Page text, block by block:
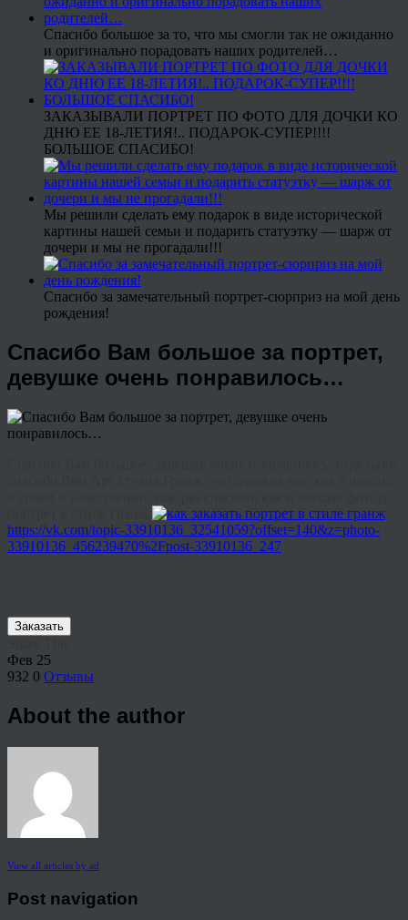
Спасибо большое за то, что мы смогли так не ожиданно
и оригинально порадовать наших родителей…
ЗАКАЗЫВАЛИ ПОРТРЕТ ПО ФОТО ДЛЯ ДОЧКИ КО
ДНЮ ЕЕ 18-ЛЕТИЯ!.. ПОДАРОК-СУПЕР!!!!
БОЛЬШОЕ СПАСИБО!
Мы решили сделать ему подарок в виде исторической
картины нашей семьи и подарить статуэтку — шарж от
дочери и мы не прогадали!!!
Спасибо за замечательный портрет-сюрприз на мой день
рождения!
Спасибо Вам большое за портрет,
девушке очень понравилось…
https://vk.com/topic-33910136_32541059?offset=140&z=photo-
33910136_456239470%2Fpost-33910136_247
Заказать
Фев 25
932 0 Отзывы
About the author
View all articles by ad
Post navigation